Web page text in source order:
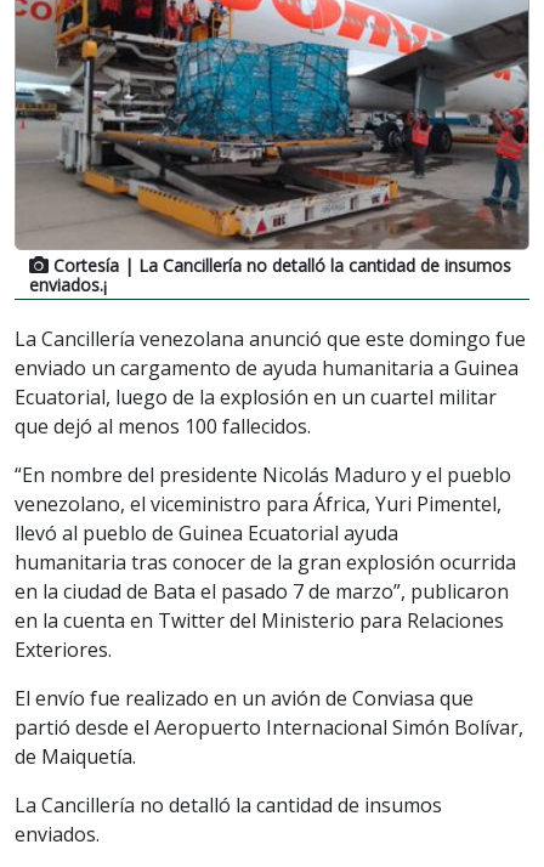
Cortesía | La Cancillería no detalló la cantidad de insumos
enviados.¡
La Cancillería venezolana anunció que este domingo fue
enviado un cargamento de ayuda humanitaria a Guinea
Ecuatorial, luego de la explosión en un cuartel militar
que dejó al menos 100 fallecidos.
“En nombre del presidente Nicolás Maduro y el pueblo
venezolano, el viceministro para África, Yuri Pimentel,
llevó al pueblo de Guinea Ecuatorial ayuda
humanitaria tras conocer de la gran explosión ocurrida
en la ciudad de Bata el pasado 7 de marzo”, publicaron
en la cuenta en Twitter del Ministerio para Relaciones
Exteriores.
El envío fue realizado en un avión de Conviasa que
partió desde el Aeropuerto Internacional Simón Bolívar,
de Maiquetía.
La Cancillería no detalló la cantidad de insumos
enviados.